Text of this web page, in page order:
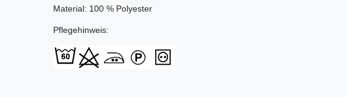
Material: 100 % Polyester
Pflegehinweis: